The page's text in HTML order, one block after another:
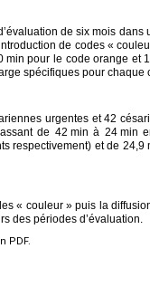
de six mois dans
de codes «
min pour le code orange et
spécifiques pour chaque
urgentes et 42
de 42 min à 24 min
respectivement) et de 24,9
« couleur » puis la
des périodes d’évaluation.
PDF.